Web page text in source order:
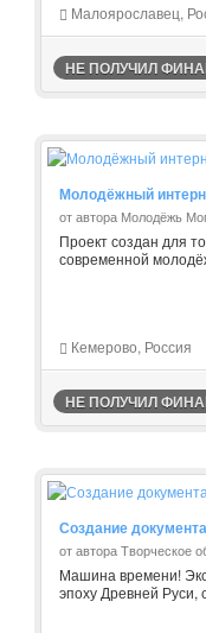
Малоярославец,
НЕ ПОЛУЧИЛ
Молодёжный
от автора Молодёжь
Проект создан для
современной
Кемерово, Россия
НЕ ПОЛУЧИЛ
Создание
от автора Творческое
Машина времени!
эпоху Древней Руси,